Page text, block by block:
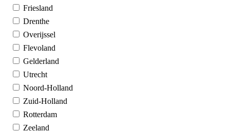
Friesland
Drenthe
Overijssel
Flevoland
Gelderland
Utrecht
Noord-Holland
Zuid-Holland
Rotterdam
Zeeland